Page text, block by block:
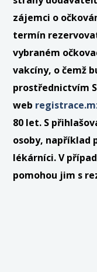
zájemci o
termín
vybraném
vakcíny, o čemž
prostřednictvím
web
80 let. S
osoby, například
lékárníci. V
pomohou jim s